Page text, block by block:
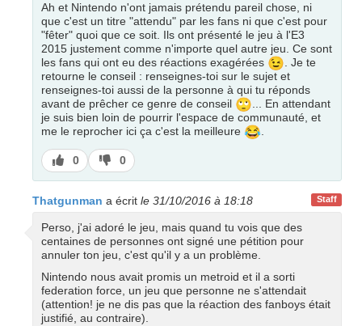
Ah et Nintendo n'ont jamais prétendu pareil chose, ni
que c'est un titre "attendu" par les fans ni que c'est pour
"fêter" quoi que ce soit. Ils ont présenté le jeu à l'E3
2015 justement comme n'importe quel autre jeu. Ce sont
les fans qui ont eu des réactions exagérées 😉. Je te
retourne le conseil : renseignes-toi sur le sujet et
renseignes-toi aussi de la personne à qui tu réponds
avant de prêcher ce genre de conseil 🙄... En attendant
je suis bien loin de pourrir l'espace de communauté, et
me le reprocher ici ça c'est la meilleure 😂.
J’aime
0
J’aime
pas
0
Staff
Thatgunman a écrit le 31/10/2016 à 18:18
Perso, j'ai adoré le jeu, mais quand tu vois que des
centaines de personnes ont signé une pétition pour
annuler ton jeu, c'est qu'il y a un problème.
Nintendo nous avait promis un metroid et il a sorti
federation force, un jeu que personne ne s'attendait
(attention! je ne dis pas que la réaction des fanboys était
justifié, au contraire).